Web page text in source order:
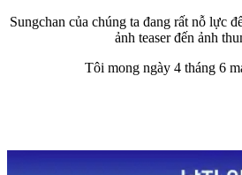
Sungchan của chúng ta đang rất nỗ lực
ảnh teaser đến ảnh
Tôi mong ngày 4 tháng 6